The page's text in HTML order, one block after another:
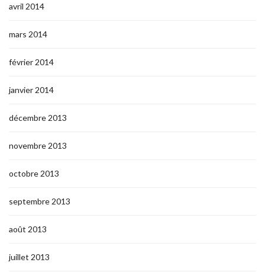
avril 2014
mars 2014
février 2014
janvier 2014
décembre 2013
novembre 2013
octobre 2013
septembre 2013
août 2013
juillet 2013